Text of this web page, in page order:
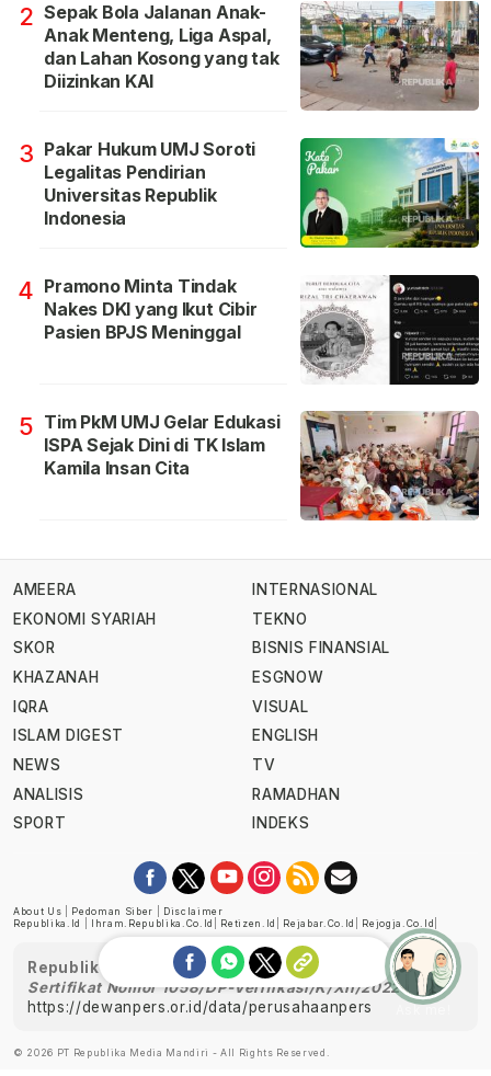
2 Sepak Bola Jalanan Anak-
Anak Menteng, Liga Aspal,
dan Lahan Kosong yang tak
Diizinkan KAI
3 Pakar Hukum UMJ Soroti
Legalitas Pendirian
Universitas Republik
Indonesia
4 Pramono Minta Tindak
Nakes DKI yang Ikut Cibir
Pasien BPJS Meninggal
5 Tim PkM UMJ Gelar Edukasi
ISPA Sejak Dini di TK Islam
Kamila Insan Cita
AMEERA
EKONOMI SYARIAH
SKOR
KHAZANAH
IQRA
ISLAM DIGEST
NEWS
ANALISIS
SPORT
INTERNASIONAL
TEKNO
BISNIS FINANSIAL
ESGNOW
VISUAL
ENGLISH
TV
RAMADHAN
INDEKS
About Us Pedoman Siber
Disclaimer
Republika.id
Ihram.republika.co.id Retizen.id Rejabar.co.id Rejogja.co.id
Republika telah diverifikasi oleh Dewan Pers
Sertifikat Nomor 1058/DP-Verifikasi/K/XII/2022
https://dewanpers.or.id/data/perusahaanpers
© 2026 PT Republika Media Mandiri - All Rights Reserved.
Ask me!